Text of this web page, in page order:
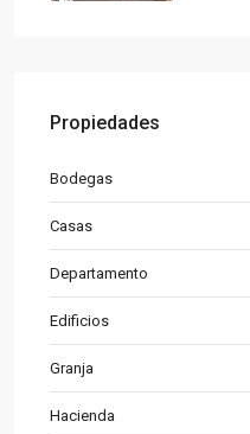
Propiedades
Bodegas
Casas
Departamento
Edificios
Granja
Hacienda